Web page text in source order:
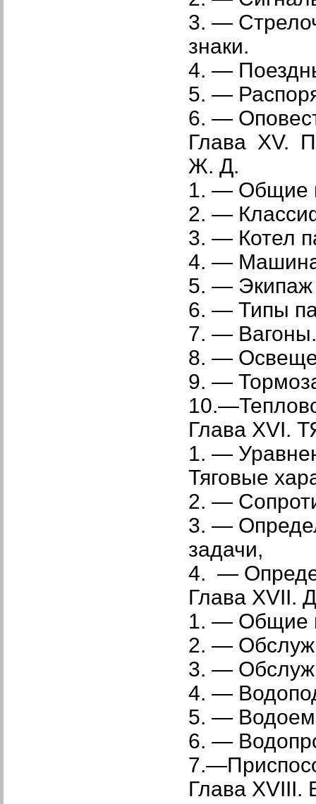
3. —
знаки.
4. —
5. —
6. —
Глава
Ж. Д.
1. — Общие
2. —
3. — Котел
4. —
5. — Экипаж
6. — Типы
7. — Вагоны.
8. —
9. —
Глава XVI.
1. —
Тяговые
2. —
3. —
задачи,
4. —
Глава
1. — Общие
2. —
3. —
4. —
5. —
6. —
Глава